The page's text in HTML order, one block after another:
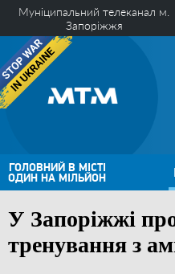
Муніципальний телеканал м.
Запоріжжя
ГОЛОВНИЙ В МІСТІ
ОДИН НА МІЛЬЙОН
У Запоріжжі
тренування з